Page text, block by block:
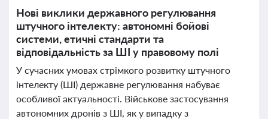
Нові виклики державного регулювання
штучного інтелекту: автономні бойові
системи, етичні стандарти та
відповідальність за ШІ у правовому полі
У сучасних умовах стрімкого розвитку штучного
інтелекту (ШІ) державне регулювання набуває
особливої актуальності. Військове застосування
автономних дронів з ШІ, як у випадку з